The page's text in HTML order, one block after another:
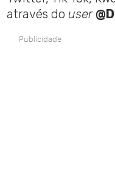
através do user
Publicidade